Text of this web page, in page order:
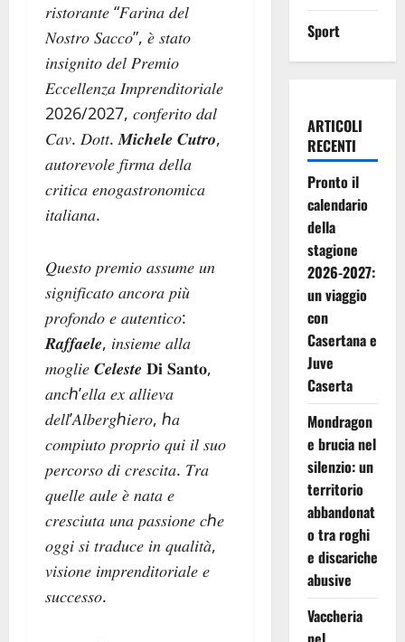
𝑟𝑖𝑠𝑡𝑜𝑟𝑎𝑛𝑡𝑒 “𝐹𝑎𝑟𝑖𝑛𝑎 𝑑𝑒𝑙
𝑁𝑜𝑠𝑡𝑟𝑜 𝑆𝑎𝑐𝑐𝑜”, 𝑒̀ 𝑠𝑡𝑎𝑡𝑜
𝑖𝑛𝑠𝑖𝑔𝑛𝑖𝑡𝑜 𝑑𝑒𝑙 𝑃𝑟𝑒𝑚𝑖𝑜
𝐸𝑐𝑐𝑒𝑙𝑙𝑒𝑛𝑧𝑎 𝐼𝑚𝑝𝑟𝑒𝑛𝑑𝑖𝑡𝑜𝑟𝑖𝑎𝑙𝑒
2026/2027, 𝑐𝑜𝑛𝑓𝑒𝑟𝑖𝑡𝑜 𝑑𝑎𝑙
𝐶𝑎𝑣. 𝐷𝑜𝑡𝑡. 𝑴𝒊𝒄𝒉𝒆𝒍𝒆 𝑪𝒖𝒕𝒓𝒐,
𝑎𝑢𝑡𝑜𝑟𝑒𝑣𝑜𝑙𝑒 𝑓𝑖𝑟𝑚𝑎 𝑑𝑒𝑙𝑙𝑎
𝑐𝑟𝑖𝑡𝑖𝑐𝑎 𝑒𝑛𝑜𝑔𝑎𝑠𝑡𝑟𝑜𝑛𝑜𝑚𝑖𝑐𝑎
𝑖𝑡𝑎𝑙𝑖𝑎𝑛𝑎.
𝑄𝑢𝑒𝑠𝑡𝑜 𝑝𝑟𝑒𝑚𝑖𝑜 𝑎𝑠𝑠𝑢𝑚𝑒 𝑢𝑛
𝑠𝑖𝑔𝑛𝑖𝑓𝑖𝑐𝑎𝑡𝑜 𝑎𝑛𝑐𝑜𝑟𝑎 𝑝𝑖𝑢̀
𝑝𝑟𝑜𝑓𝑜𝑛𝑑𝑜 𝑒 𝑎𝑢𝑡𝑒𝑛𝑡𝑖𝑐𝑜:
𝑹𝒂𝒇𝒇𝒂𝒆𝒍𝒆, 𝑖𝑛𝑠𝑖𝑒𝑚𝑒 𝑎𝑙𝑙𝑎
𝑚𝑜𝑔𝑙𝑖𝑒 𝑪𝒆𝒍𝒆𝒔𝒕𝒆 𝐃𝐢 𝐒𝐚𝐧𝐭𝐨,
𝑎𝑛𝑐ℎ’𝑒𝑙𝑙𝑎 𝑒𝑥 𝑎𝑙𝑙𝑖𝑒𝑣𝑎
𝑑𝑒𝑙𝑙’𝐴𝑙𝑏𝑒𝑟𝑔ℎ𝑖𝑒𝑟𝑜, ℎ𝑎
𝑐𝑜𝑚𝑝𝑖𝑢𝑡𝑜 𝑝𝑟𝑜𝑝𝑟𝑖𝑜 𝑞𝑢𝑖 𝑖𝑙 𝑠𝑢𝑜
𝑝𝑒𝑟𝑐𝑜𝑟𝑠𝑜 𝑑𝑖 𝑐𝑟𝑒𝑠𝑐𝑖𝑡𝑎. 𝑇𝑟𝑎
𝑞𝑢𝑒𝑙𝑙𝑒 𝑎𝑢𝑙𝑒 𝑒̀ 𝑛𝑎𝑡𝑎 𝑒
𝑐𝑟𝑒𝑠𝑐𝑖𝑢𝑡𝑎 𝑢𝑛𝑎 𝑝𝑎𝑠𝑠𝑖𝑜𝑛𝑒 𝑐ℎ𝑒
𝑜𝑔𝑔𝑖 𝑠𝑖 𝑡𝑟𝑎𝑑𝑢𝑐𝑒 𝑖𝑛 𝑞𝑢𝑎𝑙𝑖𝑡𝑎̀,
𝑣𝑖𝑠𝑖𝑜𝑛𝑒 𝑖𝑚𝑝𝑟𝑒𝑛𝑑𝑖𝑡𝑜𝑟𝑖𝑎𝑙𝑒 𝑒
𝑠𝑢𝑐𝑐𝑒𝑠𝑠𝑜.
Sport
ARTICOLI
RECENTI
Pronto il
calendario
della
stagione
2026-2027:
un viaggio
con
Casertana e
Juve
Caserta
Mondragon
e brucia nel
silenzio: un
territorio
abbandonat
o tra roghi
e discariche
abusive
Vaccheria